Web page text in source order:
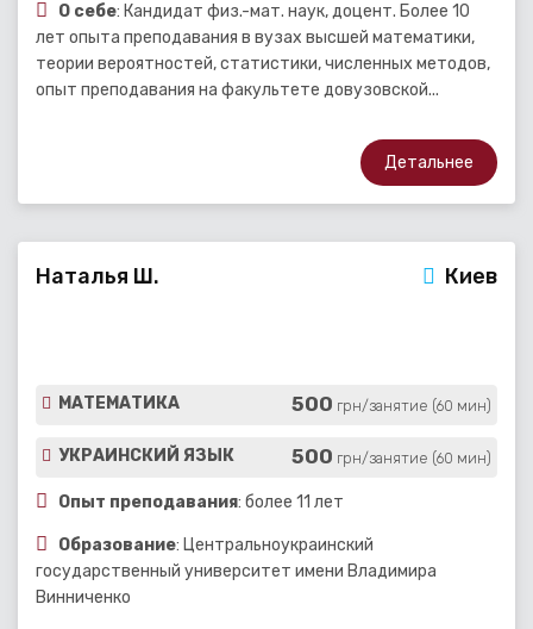
О себе: Кандидат физ.-мат. наук, доцент. Более 10
лет опыта преподавания в вузах высшей математики,
теории вероятностей, статистики, численных методов,
опыт преподавания на факультете довузовской...
Детальнее
Наталья Ш. Киев
МАТЕМАТИКА 500 грн/занятие (60 мин)
УКРАИНСКИЙ ЯЗЫК 500 грн/занятие (60 мин)
Опыт преподавания: более 11 лет
Образование: Центральноукраинский
государственный университет имени Владимира
Винниченко